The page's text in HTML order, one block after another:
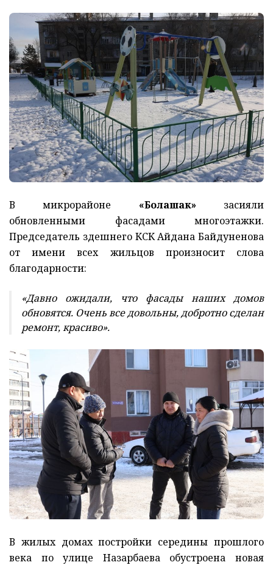
В микрорайоне «Болашак» засияли
обновленными фасадами многоэтажки.
Председатель здешнего КСК Айдана Байдуненова
от имени всех жильцов произносит слова
благодарности:
«Давно ожидали, что фасады наших домов
обновятся. Очень все довольны, добротно сделан
ремонт, красиво».
В жилых домах постройки середины прошлого
века по улице Назарбаева обустроена новая